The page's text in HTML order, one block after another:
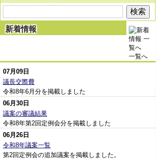
新着情報
一覧へ
07月09日
議長交際費
令和8年6月分を掲載しました
06月30日
議案の審議結果
令和8年第2回定例会分を掲載しました
06月26日
令和8年議案一覧
第2回定例会の追加議案を掲載しました。